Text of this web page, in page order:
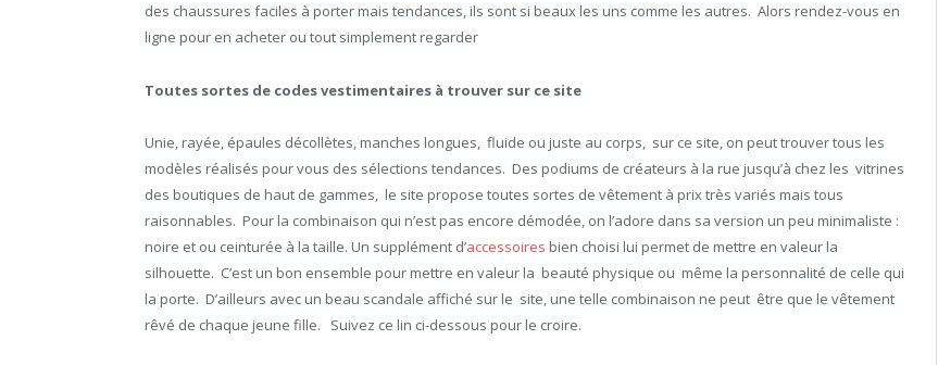
des chaussures faciles à porter mais tendances, ils sont si beaux les uns comme les autres. Alors rendez-vous en
ligne pour en acheter ou tout simplement regarder
Toutes sortes de codes vestimentaires à trouver sur ce site
Unie, rayée, épaules décollètes, manches longues, fluide ou juste au corps, sur ce site, on peut trouver tous les
modèles réalisés pour vous des sélections tendances. Des podiums de créateurs à la rue jusqu’à chez les vitrines
des boutiques de haut de gammes, le site propose toutes sortes de vêtement à prix très variés mais tous
raisonnables. Pour la combinaison qui n’est pas encore démodée, on l’adore dans sa version un peu minimaliste :
noire et ou ceinturée à la taille. Un supplément d’accessoires bien choisi lui permet de mettre en valeur la
silhouette. C’est un bon ensemble pour mettre en valeur la beauté physique ou même la personnalité de celle qui
la porte. D’ailleurs avec un beau scandale affiché sur le site, une telle combinaison ne peut être que le vêtement
rêvé de chaque jeune fille. Suivez ce lin ci-dessous pour le croire.